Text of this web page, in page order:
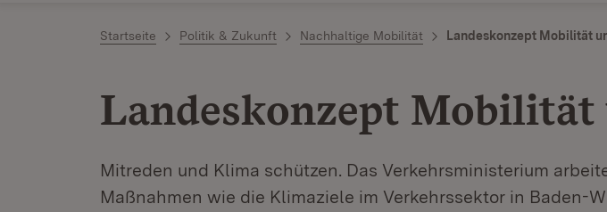
Startseite Politik & Zukunft Nachhaltige Mobilität Landeskonzept Mobilität
Landeskonzept
Mitreden und Klima schützen. Das Verkehrsministerium
Maßnahmen wie die Klimaziele im Verkehrssektor in Baden-